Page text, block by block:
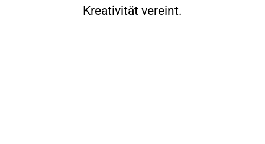
Kreativität vereint.